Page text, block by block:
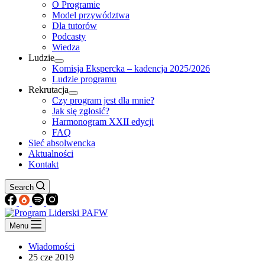
O Programie
Model przywództwa
Dla tutorów
Podcasty
Wiedza
Ludzie
Komisja Ekspercka – kadencja 2025/2026
Ludzie programu
Rekrutacja
Czy program jest dla mnie?
Jak się zgłosić?
Harmonogram XXII edycji
FAQ
Sieć absolwencka
Aktualności
Kontakt
Search
Menu
Wiadomości
25 cze 2019